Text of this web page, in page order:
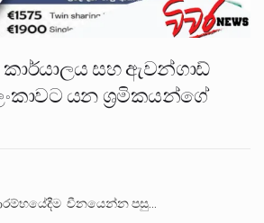
කාර්යාලය සහ ඇවන්ගාඩ්
යන ශ්‍රමිකයන්ගේ
චීනයෙන්න පසු…